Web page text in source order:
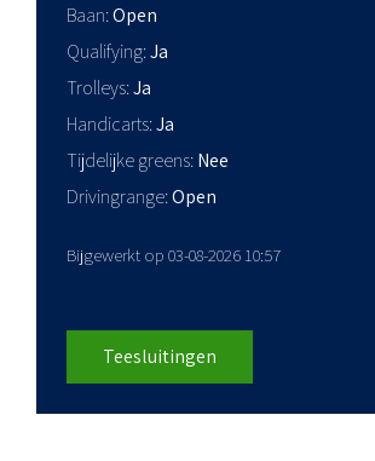
Baan Open
Qualifying Ja
Trolleys Ja
Handicarts Ja
Tijdelijke greens Nee
Drivingrange Open
Bijgewerkt op 03-08-2026 10:57
Teesluitingen